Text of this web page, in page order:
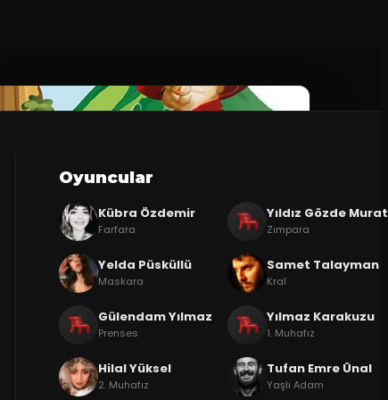
Oyuncular
Kübra Özdemir
Farfara
Yıldız Gözde
Zımpara
Yelda Püsküllü
Maskara
Samet Talayman
Kral
Gülendam Yılmaz
Prenses
Yılmaz Karakuzu
1. Muhafız
Hilal Yüksel
2. Muhafız
Tufan Emre Ünal
Yaşlı Adam